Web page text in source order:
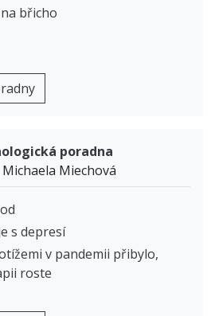
břicho
poradna
Miechová
s depresí
v pandemii přibylo,
roste